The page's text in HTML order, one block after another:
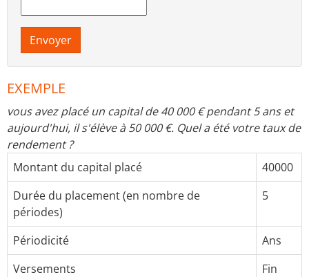
Envoyer
EXEMPLE
vous avez placé un capital de 40 000 € pendant 5 ans et
aujourd'hui, il s'élève à 50 000 €. Quel a été votre taux de
rendement ?
Montant du capital placé
40000
Durée du placement (en nombre de
périodes)
5
Périodicité
Ans
Versements
Fin